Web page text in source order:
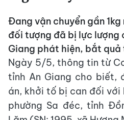
Đang vận chuyển gần
đối tượng đã bị lực lượng
Giang phát hiện, bắt quả
Ngày 5/5, thông tin từ
tỉnh An Giang cho biết,
án, khởi tố bị can đối với
phường Sa đéc, tỉnh